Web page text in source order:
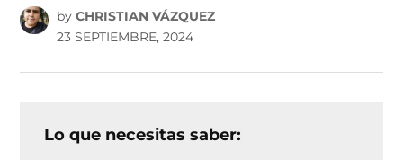
by CHRISTIAN VÁZQUEZ
23 SEPTIEMBRE, 2024
Lo que necesitas saber: